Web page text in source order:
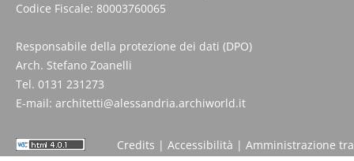
Codice Fiscale: 80003760065
Responsabile della protezione dei dati (DPO)
Arch. Stefano Zoanelli
Tel. 0131 231273
E-mail: architetti@alessandria.archiworld.it
Credits | Accessibilità | Amministrazione